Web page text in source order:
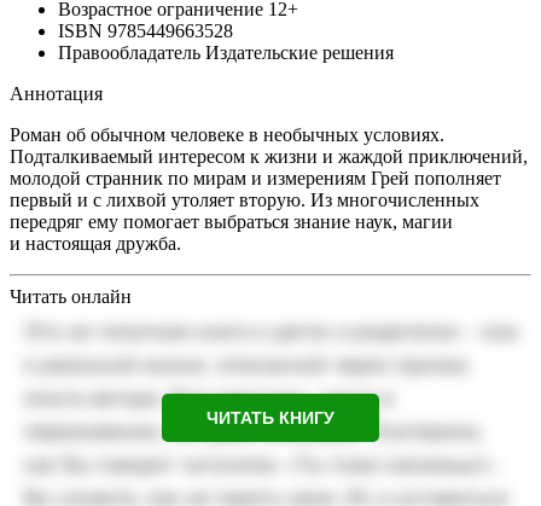
Возрастное ограничение 12+
ISBN 9785449663528
Правообладатель Издательские решения
Аннотация
Роман об обычном человеке в необычных условиях.
Подталкиваемый интересом к жизни и жаждой приключений,
молодой странник по мирам и измерениям Грей пополняет
первый и с лихвой утоляет вторую. Из многочисленных
передряг ему помогает выбраться знание наук, магии
и настоящая дружба.
Читать онлайн
ЧИТАТЬ КНИГУ